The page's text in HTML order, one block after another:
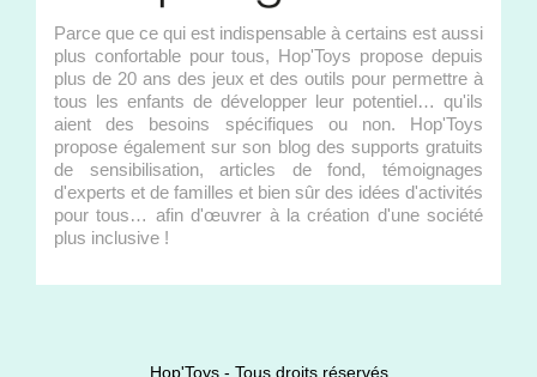
Parce que ce qui est indispensable à certains est aussi
plus confortable pour tous, Hop'Toys propose depuis
plus de 20 ans des jeux et des outils pour permettre à
tous les enfants de développer leur potentiel… qu'ils
aient des besoins spécifiques ou non. Hop'Toys
propose également sur son blog des supports gratuits
de sensibilisation, articles de fond, témoignages
d'experts et de familles et bien sûr des idées d'activités
pour tous… afin d'œuvrer à la création d'une société
plus inclusive !
Hop'Toys - Tous droits réservés